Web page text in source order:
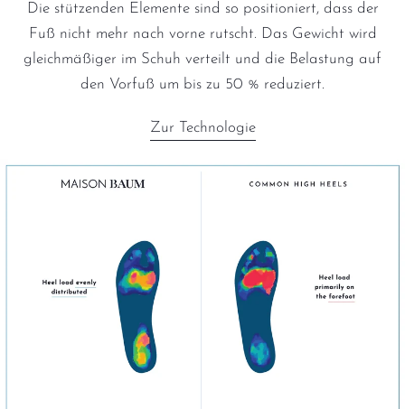
Die stützenden Elemente sind so positioniert, dass der
Fuß nicht mehr nach vorne rutscht. Das Gewicht wird
gleichmäßiger im Schuh verteilt und die Belastung auf
den Vorfuß um bis zu 50 % reduziert.
Zur Technologie